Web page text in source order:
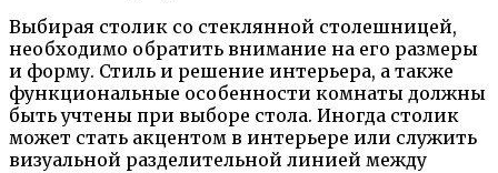
Выбирая столик со стеклянной столешницей,
необходимо обратить внимание на его размеры
и форму. Стиль и решение интерьера, а также
функциональные особенности комнаты должны
быть учтены при выборе стола. Иногда столик
может стать акцентом в интерьере или служить
визуальной разделительной линией между